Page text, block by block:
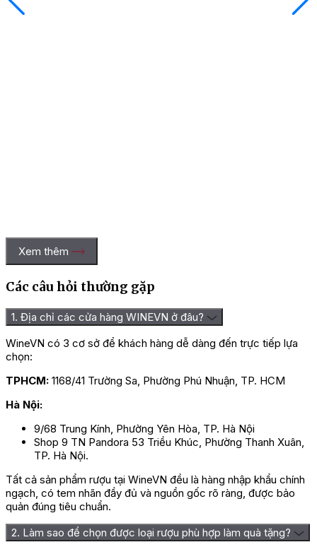
Rượu Vang Bellingham
Mô Tả Hương Vị Rượu Vang
Bellingham The Old Orchards Chenin
Blanc
Rượu vang hiện đang là mối quan tâm lớn của những hầu hết
mọi thực khách trên thế giới khi sở hữu một dư vị hoàn hảo với
chất lượng nổi trội nhưng lại mang một mức giá vô cùng phù
hợp. Rượu xứng đáng là dòng vang được yêu thích mạnh mẽ
cho đến màu sắc và quy cách thiết kế.
Xem thêm
Các câu hỏi thường gặp
1. Địa chỉ các cửa hàng WINEVN ở đâu?
WineVN có 3 cơ sở để khách hàng dễ dàng đến trực tiếp lựa
chọn:
TPHCM: 1168/41 Trường Sa, Phường Phú Nhuận, TP. HCM
Hà Nội:
9/68 Trung Kính, Phường Yên Hòa, TP. Hà Nội
Shop 9 TN Pandora 53 Triều Khúc, Phường Thanh Xuân,
TP. Hà Nội.
Tất cả sản phẩm rượu tại WineVN đều là hàng nhập khẩu chính
ngạch, có tem nhãn đầy đủ và nguồn gốc rõ ràng, được bảo
quản đúng tiêu chuẩn.
2. Làm sao để chọn được loại rượu phù hợp làm quà tặng?